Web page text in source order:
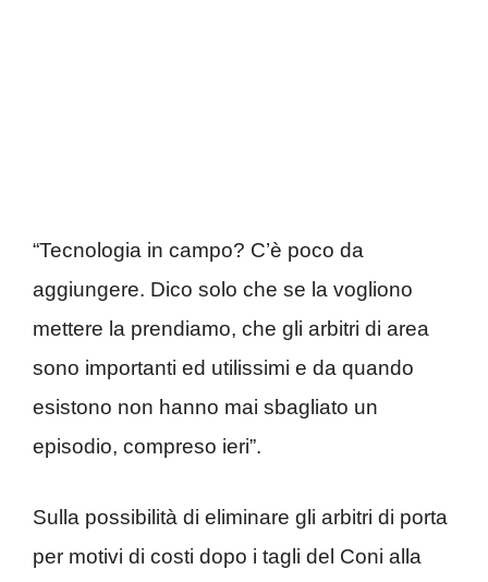
“Tecnologia in campo? C’è poco da
aggiungere. Dico solo che se la vogliono
mettere la prendiamo, che gli arbitri di area
sono importanti ed utilissimi e da quando
esistono non hanno mai sbagliato un
episodio, compreso ieri”.
Sulla possibilità di eliminare gli arbitri di porta
per motivi di costi dopo i tagli del Coni alla